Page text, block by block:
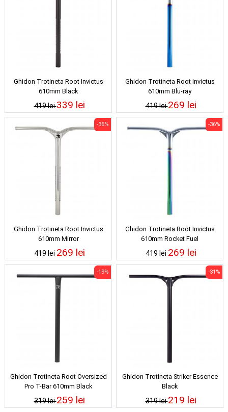
Ghidon Trotineta Root Invictus
610mm Black
419 lei339 lei
Ghidon Trotineta Root Invictus
610mm Blu-ray
419 lei269 lei
Ghidon Trotineta Root Invictus
610mm Mirror
419 lei
-36%
269 lei
Ghidon Trotineta Root Invictus
610mm Rocket Fuel
419 lei
-36%
269 lei
Ghidon Trotineta Root Oversized
Pro T-Bar 610mm Black
319 lei
-19%
259 lei
Ghidon Trotineta Striker Essence
Black
319 lei
-31%
219 lei